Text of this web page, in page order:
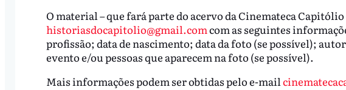
O material – que fará parte do acervo da Cinemateca
historiasdocapitolio@gmail.comcom as seguintes
profissão; data de nascimento; data da foto (se possível);
evento e/ou pessoas que aparecem na foto (se possível).
Mais informações podem ser obtidas pelo e-mail